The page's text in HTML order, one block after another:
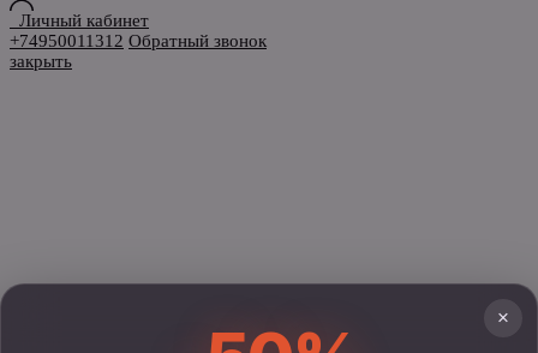
Личный кабинет
+74950011312 Обратный звонок
закрыть
×